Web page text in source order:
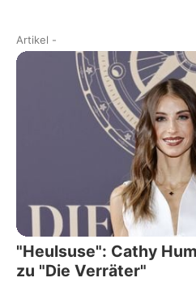
Artikel -
"Heulsuse": Cathy
zu "Die Verräter"